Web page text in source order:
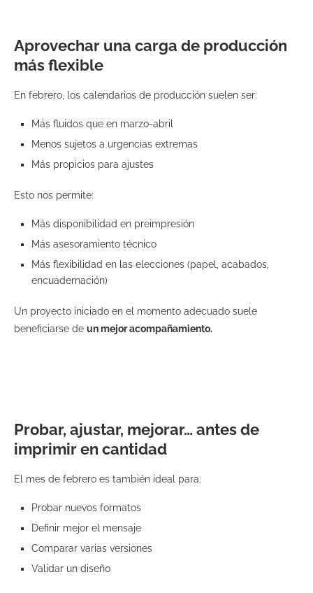
Aprovechar una carga de producción
más flexible
En febrero, los calendarios de producción suelen ser:
Más fluidos que en marzo-abril
Menos sujetos a urgencias extremas
Más propicios para ajustes
Esto nos permite:
Más disponibilidad en preimpresión
Más asesoramiento técnico
Más flexibilidad en las elecciones (papel, acabados,
encuadernación)
Un proyecto iniciado en el momento adecuado suele
beneficiarse de un mejor acompañamiento.
Probar, ajustar, mejorar… antes de
imprimir en cantidad
El mes de febrero es también ideal para:
Probar nuevos formatos
Definir mejor el mensaje
Comparar varias versiones
Validar un diseño